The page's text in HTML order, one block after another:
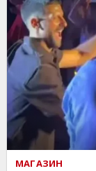
МАГАЗИН